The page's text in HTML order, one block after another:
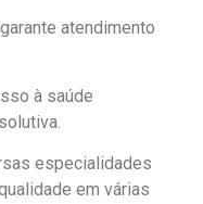
atendimento
à saúde
especialidades
em várias